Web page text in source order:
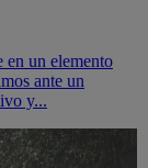
en un elemento
ante un
y...